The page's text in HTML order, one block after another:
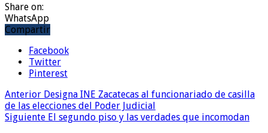
Share on:
WhatsApp
Compartir
Facebook
Twitter
Pinterest
Anterior Designa INE Zacatecas al funcionariado de casilla
de las elecciones del Poder Judicial
Siguiente El segundo piso y las verdades que incomodan